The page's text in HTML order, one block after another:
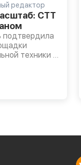
редактор
CTT
подтвердила
техники и